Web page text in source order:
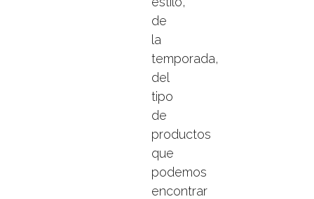
de
la
temporada,
del
tipo
de
productos
que
podemos
encontrar